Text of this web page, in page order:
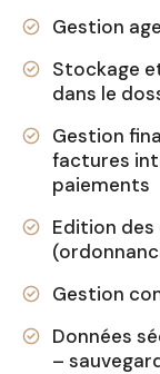
Gestion
Stockage
dans le
Gestion
factures
paiements
Edition
Gestion
Données
–